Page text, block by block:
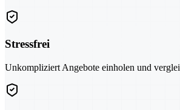
Stressfrei
Unkompliziert Angebote einholen und